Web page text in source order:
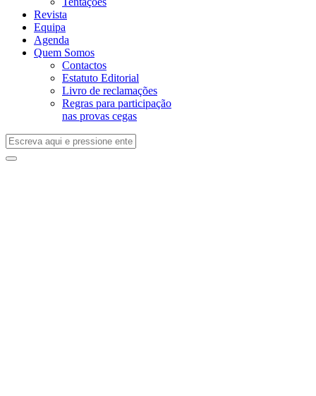
Revista
Equipa
Agenda
Quem Somos
Contactos
Estatuto Editorial
Livro de reclamações
Regras para participação
nas provas cegas